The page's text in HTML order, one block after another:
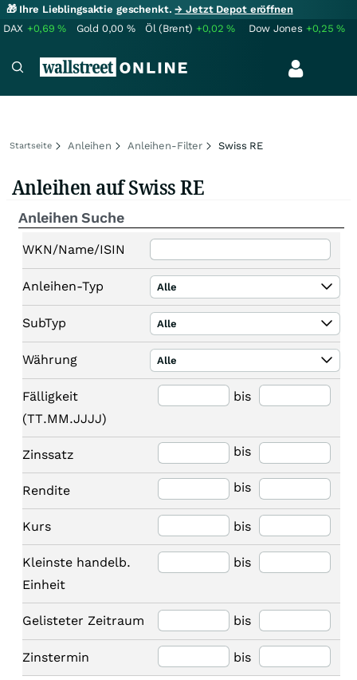
🎁 Ihre Lieblingsaktie geschenkt.→ Jetzt Depot eröffnen
DAX +0,69% Gold 0,00 % Öl (Brent) +0,02% Dow Jones +0,25%
Startseite Anleihen Anleihen-Filter Swiss RE
Anleihen auf Swiss RE
Anleihen Suche
WKN/Name/ISIN
Anleihen-Typ Alle
SubTyp Alle
Währung Alle
Fälligkeit
(TT.MM.JJJJ)
bis
Zinssatz bis
Rendite bis
Kurs bis
Kleinste handelb.
Einheit
bis
Gelisteter Zeitraum bis
Zinstermin bis